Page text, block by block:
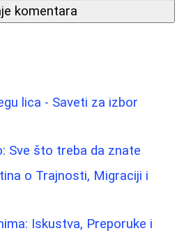
komentara
lica - Saveti za izbor
Sve što treba da znate
o Trajnosti, Migraciji i
Iskustva, Preporuke i